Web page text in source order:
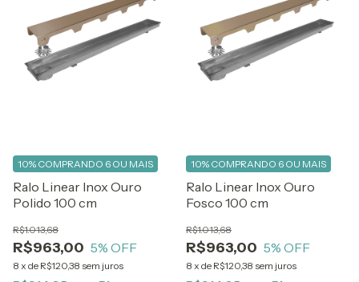
Ralo Linear Inox Ouro
Polido 100 cm
R$963,00
R$1.013,68
5% OFF
8 x de R$120,38 sem juros
10% COMPRANDO 6 OU MAIS
Ralo Linear Inox Ouro
Fosco 100 cm
R$963,00
R$1.013,68
5% OFF
8 x de R$120,38 sem juros
10% COMPRANDO 6 OU MAIS